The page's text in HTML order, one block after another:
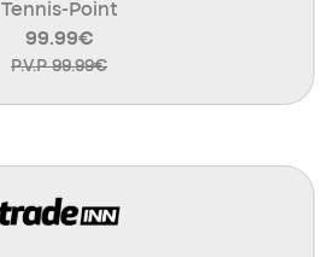
Tennis-Point
99.99€
P.V.P 99.99€